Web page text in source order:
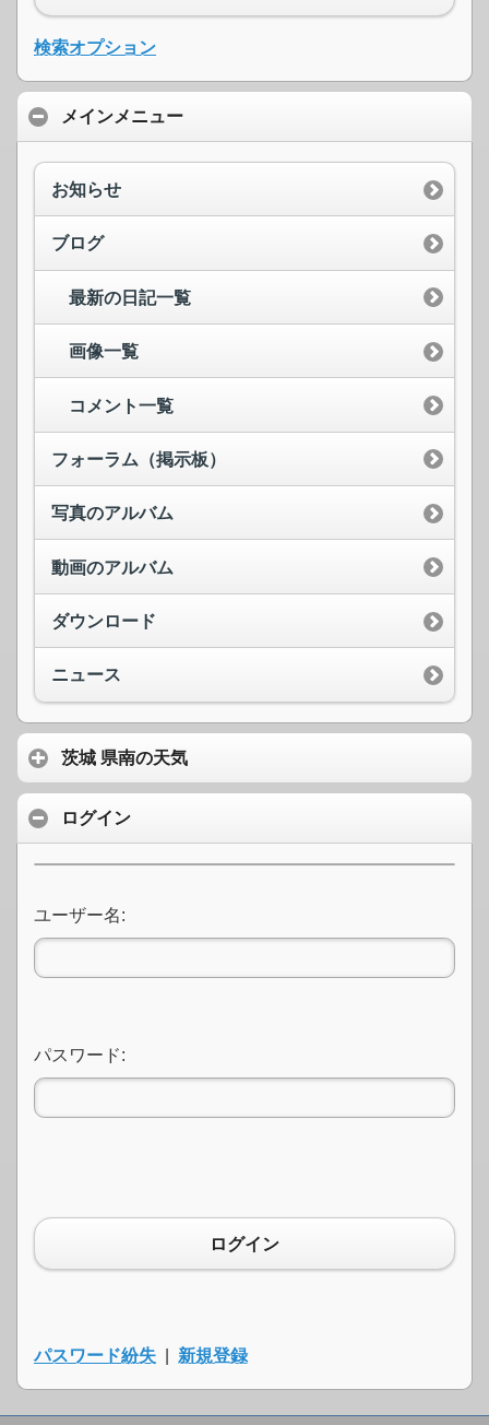
検索オプション
メインメニュー
お知らせ
ブログ
最新の日記一覧
画像一覧
コメント一覧
フォーラム（掲示板）
写真のアルバム
動画のアルバム
ダウンロード
ニュース
茨城 県南の天気
ログイン
ユーザー名:
パスワード:
ログイン
パスワード紛失 新規登録